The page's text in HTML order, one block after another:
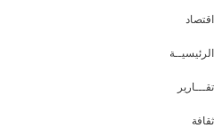
اقتصاد
الرئيسيــة
تقـــارير
ثقافة